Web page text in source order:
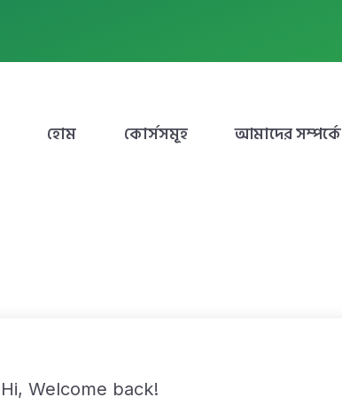
হোম কোর্সসমূহ আমাদের সম্পর্কে
Hi, Welcome back!